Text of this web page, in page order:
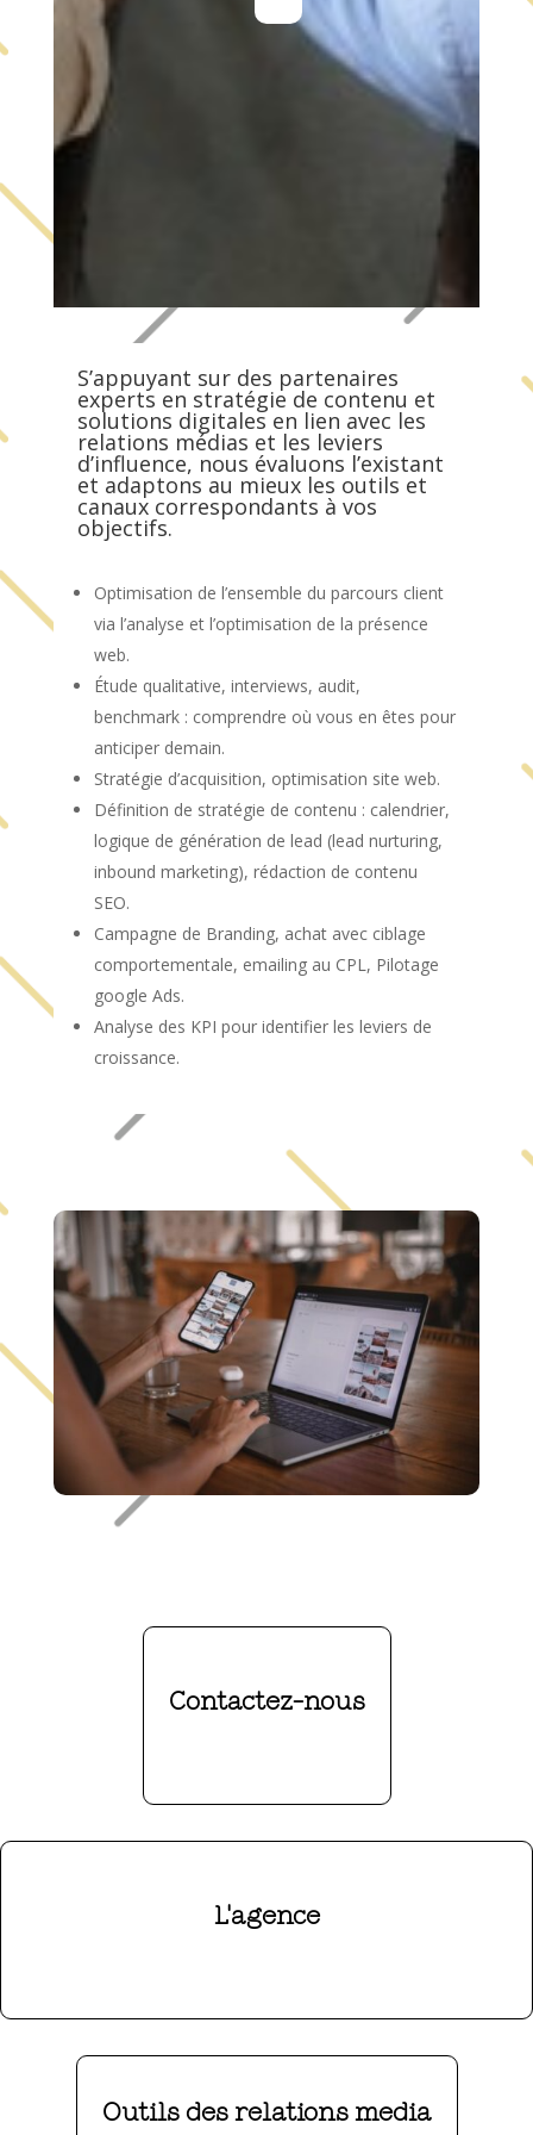
S’appuyant sur des partenaires
experts en stratégie de contenu et
solutions digitales en lien avec les
relations médias et les leviers
d’influence, nous évaluons l’existant
et adaptons au mieux les outils et
canaux correspondants à vos
objectifs.
Optimisation de l’ensemble du parcours client
via l’analyse et l’optimisation de la présence
web.
Étude qualitative, interviews, audit,
benchmark : comprendre où vous en êtes pour
anticiper demain.
Stratégie d’acquisition, optimisation site web.
Définition de stratégie de contenu : calendrier,
logique de génération de lead (lead nurturing,
inbound marketing), rédaction de contenu
SEO.
Campagne de Branding, achat avec ciblage
comportementale, emailing au CPL, Pilotage
google Ads.
Analyse des KPI pour identifier les leviers de
croissance.
Contactez-nous
L'agence
Outils des relations media